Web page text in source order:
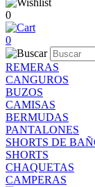
0
0
REMERAS
CANGUROS
BUZOS
CAMISAS
BERMUDAS
PANTALONES
SHORTS DE
SHORTS
CHAQUETAS
CAMPERAS